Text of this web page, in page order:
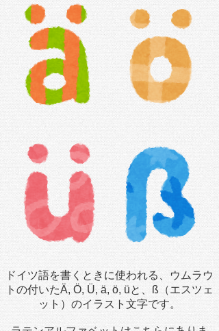
ドイツ語を書くときに使われる、ウムラウ
トの付いたÄ, Ö, Ü, ä, ö, üと、ß（エスツェ
ット）のイラスト文字です。